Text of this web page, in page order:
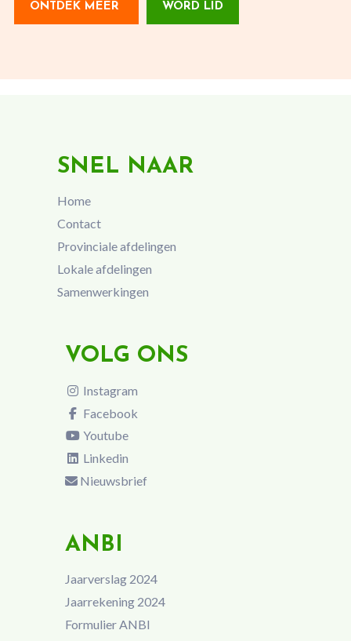
ONTDEK MEER WORD LID
SNEL NAAR
Home
Contact
Provinciale afdelingen
Lokale afdelingen
Samenwerkingen
VOLG ONS
Instagram
Facebook
Youtube
Linkedin
Nieuwsbrief
ANBI
Jaarverslag 2024
Jaarrekening 2024
Formulier ANBI